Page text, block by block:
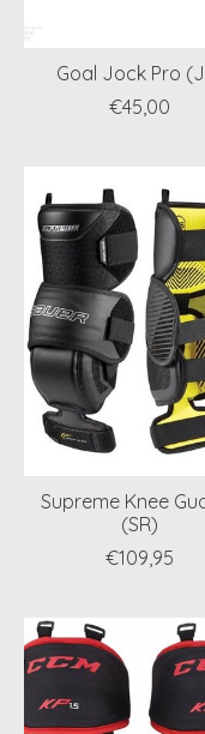
Goal Jock Pro
€45,00
Supreme Knee
(SR)
€109,95